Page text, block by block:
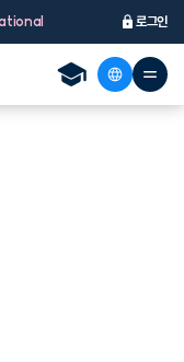
로그인